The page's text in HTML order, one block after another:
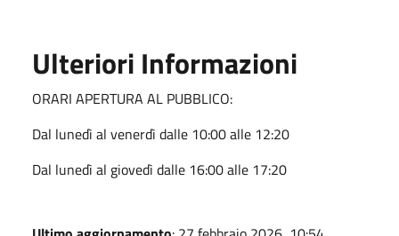
Ulteriori Informazioni
ORARI APERTURA AL PUBBLICO:
Dal lunedì al venerdì dalle 10:00 alle 12:20
Dal lunedì al giovedì dalle 16:00 alle 17:20